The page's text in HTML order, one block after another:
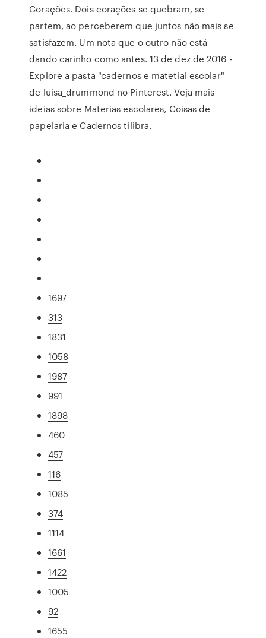
Corações. Dois corações se quebram, se
partem, ao perceberem que juntos não mais se
satisfazem. Um nota que o outro não está
dando carinho como antes. 13 de dez de 2016 -
Explore a pasta "cadernos e matetial escolar"
de luisa_drummond no Pinterest. Veja mais
ideias sobre Materias escolares, Coisas de
papelaria e Cadernos tilibra.
1697
313
1831
1058
1987
991
1898
460
457
116
1085
374
1114
1661
1422
1005
92
1655